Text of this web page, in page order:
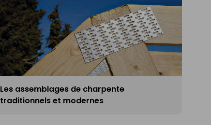
Les assemblages de charpente
traditionnels et modernes